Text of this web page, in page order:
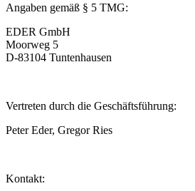
Angaben gemäß § 5 TMG:
EDER GmbH
Moorweg 5
D-83104 Tuntenhausen
Vertreten durch die Geschäftsführung:​
Peter Eder, Gregor Ries
Kontakt: